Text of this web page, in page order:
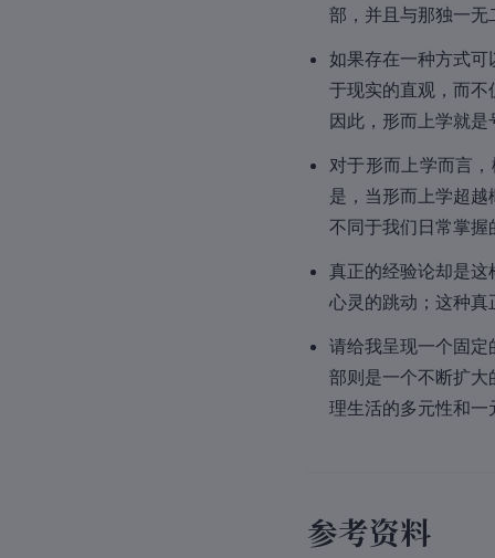
部，并且与那独一
如果存在一种方式
于现实的直观，而
因此，形而上学就
对于形而上学而言
是，当形而上学超
不同于我们日常掌
真正的经验论却是这
心灵的跳动；这种
请给我呈现一个固
部则是一个不断扩大
理生活的多元性和
参考资料